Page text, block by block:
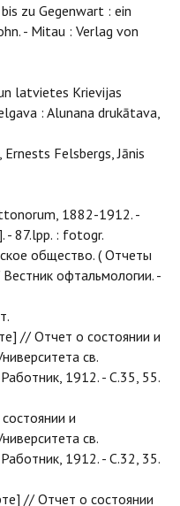
zu Gegenwart : ein
- Mitau : Verlag von
latvietes Krievijas
: Alunana drukātava,
Felsbergs, Jānis
1882-1912. -
- 87.lpp. : fotogr.
общество. ( Отчеты
офтальмологии. -
// Отчет о состоянии и
св.
1912. - С.35, 55.
и
св.
1912. - С.32, 35.
// Отчет о состоянии